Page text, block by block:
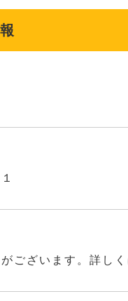
ございます。詳しく